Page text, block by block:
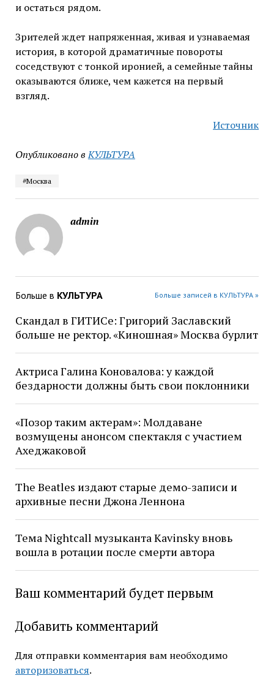
и остаться рядом.
Зрителей ждет напряженная, живая и узнаваемая
история, в которой драматичные повороты
соседствуют с тонкой иронией, а семейные тайны
оказываются ближе, чем кажется на первый
взгляд.
Источник
Опубликовано в КУЛЬТУРА
#Москва
admin
Больше в КУЛЬТУРА Больше записей в КУЛЬТУРА »
Скандал в ГИТИСе: Григорий Заславский
больше не ректор. «Киношная» Москва бурлит
Актриса Галина Коновалова: у каждой
бездарности должны быть свои поклонники
«Позор таким актерам»: Молдаване
возмущены анонсом спектакля с участием
Ахеджаковой
The Beatles издают старые демо-записи и
архивные песни Джона Леннона
Тема Nightcall музыканта Kavinsky вновь
вошла в ротации после смерти автора
Ваш комментарий будет первым
Добавить комментарий
Для отправки комментария вам необходимо
авторизоваться.